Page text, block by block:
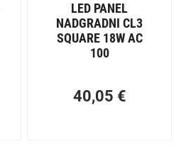
LED PANEL
NADGRADNI CL3
SQUARE 18W AC
100
40,05 €